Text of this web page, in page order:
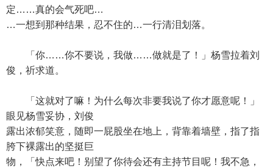
定……真的会气死吧…
…一想到那种结果，忍不住的…一行清泪划落。
「你……你不要说，我做……做就是了！」杨雪拉着刘
俊，祈求道。
「这就对了嘛！为什么每次非要我说了你才愿意呢！」
眼见杨雪妥协，刘俊
露出浓郁笑意，随即一屁股坐在地上，背靠着墙壁，指了指
胯下裸露出的坚挺巨
物，「快点来吧！别望了你待会还有主持节目呢！我不急，